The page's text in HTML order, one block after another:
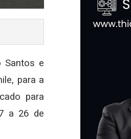
Santos e
para a
para
a 26 de